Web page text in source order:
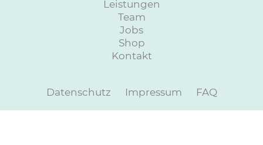
Leistungen
Team
Jobs
Shop
Kontakt
Datenschutz Impressum FAQ